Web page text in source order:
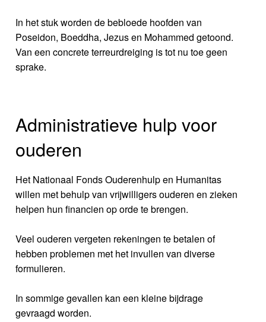
In het stuk worden de bebloede hoofden van
Poseidon, Boeddha, Jezus en Mohammed getoond.
Van een concrete terreurdreiging is tot nu toe geen
sprake.
Administratieve hulp voor
ouderen
Het Nationaal Fonds Ouderenhulp en Humanitas
willen met behulp van vrijwilligers ouderen en zieken
helpen hun financien op orde te brengen.
Veel ouderen vergeten rekeningen te betalen of
hebben problemen met het invullen van diverse
formulieren.
In sommige gevallen kan een kleine bijdrage
gevraagd worden.